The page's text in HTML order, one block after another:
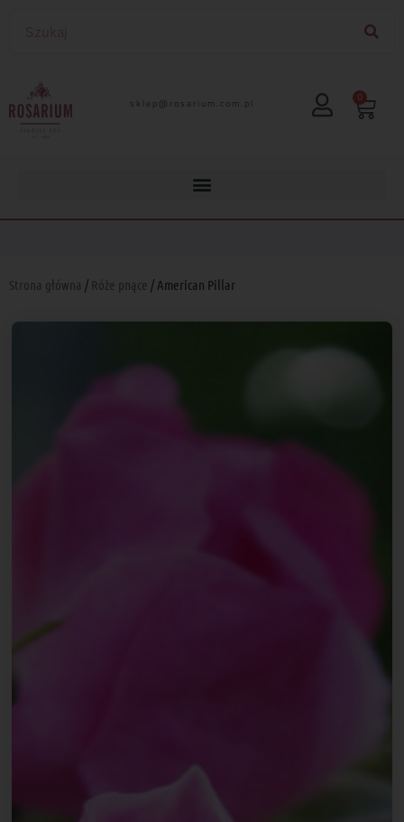
lp.moc.muirasor@pelks 0
Strona główna / Róże pnące / American Pillar